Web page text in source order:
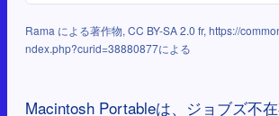
Rama による著作物, CC BY-SA 2.0 fr, https://
ndex.php?curid=38880877による
Macintosh Portableは、ジョブズ不